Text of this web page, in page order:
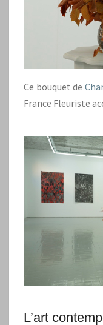
Ce bouquet de
France Fleuriste
L’art